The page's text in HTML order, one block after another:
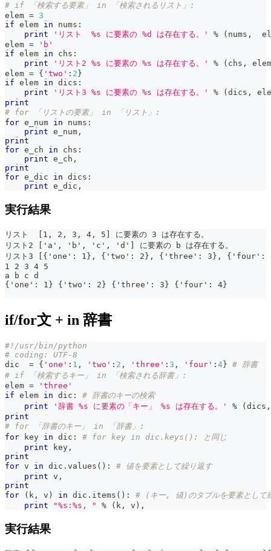
# if 「検索する要素」 in 「検索されるリスト」:
elem = 3
if elem in nums :
print
'リスト  %s に要素の %d は存在する。' % ( nums ,
elem =
'b'
if elem in chs :
print
'リスト2 %s に要素の %s は存在する。' % ( chs ,
elem
elem = { 'two' : 2 }
if elem in dics :
print
'リスト3 %s に要素の %s は存在する。' % ( dics ,
print
# for 「リストの要素」 in 「リスト」:
for e_num in nums :
print e_num ,
print
for e_ch in chs :
print e_ch ,
print
for e_dic in dics :
print e_dic ,
実行結果
リスト  [1, 2, 3, 4, 5] に要素の 3 は存在する。
リスト2 ['a', 'b', 'c', 'd'] に要素の b は存在する。
リスト3 [{'one': 1}, {'two': 2}, {'three': 3}, {'four': 4}]
1 2 3 4 5
a b c d
{'one': 1} {'two': 2} {'three': 3} {'four': 4}
if/for文 + in 辞書
#!/usr/bin/python
# coding: UTF-8
dic = { 'one' : 1 , 'two' : 2 , 'three' : 3 , 'four' : 4 } # 辞書
# if 「検索するキー」 in 「検索される辞書」:
elem =
'three'
if elem in dic :
# 辞書のキーの検索
print
'辞書 %s に要素の「キー」 %s は存在する。' % ( dics ,
print
# for 「辞書のキー」 in 「辞書」:
for key in dic :
# for key in dic.keys(): と同じ
print key ,
print
for v in dic . values ( ) :
# 値を要素として繰り返す
print v ,
print
for
( k , v ) in dic . items ( ) :
# (キー, 値)のタプルを要素として
print
"%s:%s, " % ( k , v ) ,
実行結果